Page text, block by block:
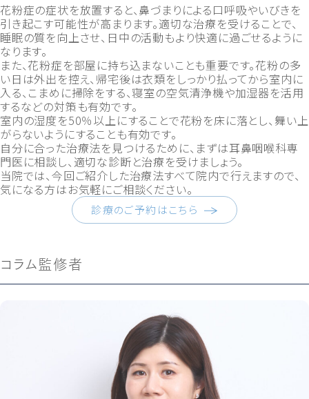
花粉症の症状を放置すると、鼻づまりによる口呼吸やいびきを
引き起こす可能性が高まります。適切な治療を受けることで、
睡眠の質を向上させ、日中の活動もより快適に過ごせるように
なります。
また、花粉症を部屋に持ち込まないことも重要です。花粉の多
い日は外出を控え、帰宅後は衣類をしっかり払ってから室内に
入る、こまめに掃除をする、寝室の空気清浄機や加湿器を活用
するなどの対策も有効です。
室内の湿度を50％以上にすることで花粉を床に落とし、舞い上
がらないようにすることも有効です。
自分に合った治療法を見つけるために、まずは耳鼻咽喉科専
門医に相談し、適切な診断と治療を受けましょう。
当院では、今回ご紹介した治療法すべて院内で行えますので、
気になる方はお気軽にご相談ください。
診療のご予約はこちら
コラム監修者